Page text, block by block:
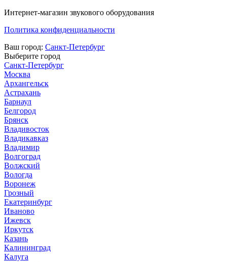
Интернет-магазин звукового оборудования
Политика конфиденциальности
Ваш город: Санкт-Петербург
Выберите город
Санкт-Петербург
Москва
Архангельск
Астрахань
Барнаул
Белгород
Брянск
Владивосток
Владикавказ
Владимир
Волгоград
Волжский
Вологда
Воронеж
Грозный
Екатеринбург
Иваново
Ижевск
Иркутск
Казань
Калининград
Калуга